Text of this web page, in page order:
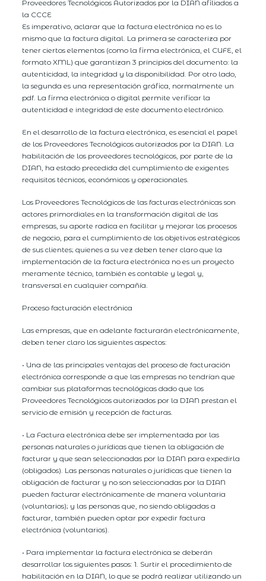
Proveedores Tecnológicos Autorizados por la DIAN afiliados a
la CCCE
Es imperativo, aclarar que la factura electrónica no es lo
mismo que la factura digital. La primera se caracteriza por
tener ciertos elementos (como la firma electrónica, el CUFE, el
formato XML) que garantizan 3 principios del documento: la
autenticidad, la integridad y la disponibilidad. Por otro lado,
la segunda es una representación gráfica, normalmente un
pdf. La firma electrónica o digital permite verificar la
autenticidad e integridad de este documento electrónico.
En el desarrollo de la factura electrónica, es esencial el papel
de los Proveedores Tecnológicos autorizados por la DIAN. La
habilitación de los proveedores tecnológicos, por parte de la
DIAN, ha estado precedida del cumplimiento de exigentes
requisitos técnicos, económicos y operacionales.
Los Proveedores Tecnológicos de las facturas electrónicas son
actores primordiales en la transformación digital de las
empresas, su aporte radica en facilitar y mejorar los procesos
de negocio, para el cumplimiento de los objetivos estratégicos
de sus clientes; quienes a su vez deben tener claro que la
implementación de la factura electrónica no es un proyecto
meramente técnico, también es contable y legal y,
transversal en cualquier compañía.
Proceso facturación electrónica
Las empresas, que en adelante facturarán electrónicamente,
deben tener claro los siguientes aspectos:
• Una de las principales ventajas del proceso de facturación
electrónica corresponde a que las empresas no tendrían que
cambiar sus plataformas tecnológicas dado que los
Proveedores Tecnológicos autorizados por la DIAN prestan el
servicio de emisión y recepción de facturas.
• La Factura electrónica debe ser implementada por las
personas naturales o jurídicas que tienen la obligación de
facturar y que sean seleccionadas por la DIAN para expedirla
(obligados). Las personas naturales o jurídicas que tienen la
obligación de facturar y no son seleccionadas por la DIAN
pueden facturar electrónicamente de manera voluntaria
(voluntarios); y las personas que, no siendo obligadas a
facturar, también pueden optar por expedir factura
electrónica (voluntarios).
• Para implementar la factura electrónica se deberán
desarrollar los siguientes pasos: 1. Surtir el procedimiento de
habilitación en la DIAN, lo que se podrá realizar utilizando un